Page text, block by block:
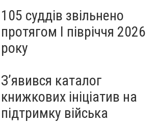
105 суддів звільнено
протягом I півріччя 2026
року
З’явився каталог
книжкових ініціатив на
підтримку війська